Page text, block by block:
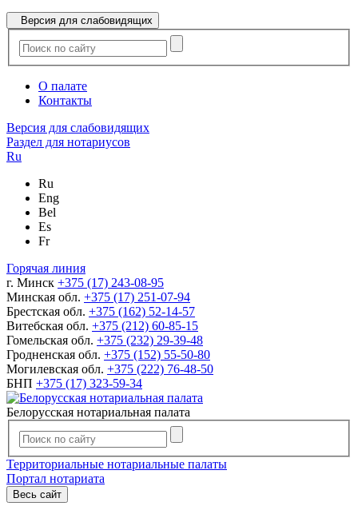
Версия для слабовидящих
О палате
Контакты
Версия для слабовидящих
Раздел для нотариусов
Ru
Ru
Eng
Bel
Es
Fr
Горячая линия
г. Минск +375 (17) 243-08-95
Минская обл. +375 (17) 251-07-94
Брестская обл. +375 (162) 52-14-57
Витебская обл. +375 (212) 60-85-15
Гомельская обл. +375 (232) 29-39-48
Гродненская обл. +375 (152) 55-50-80
Могилевская обл. +375 (222) 76-48-50
БНП +375 (17) 323-59-34
Белорусская нотариальная палата
Территориальные нотариальные палаты
Портал нотариата
Весь сайт